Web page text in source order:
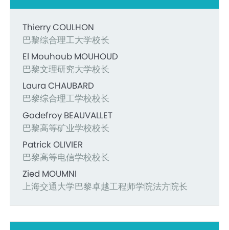
Thierry COULHON
巴黎综合理工大学校长
El Mouhoub MOUHOUD
巴黎文理研究大学校长
Laura CHAUBARD
巴黎综合理工学校校长
Godefroy BEAUVALLET
巴黎高等矿业学校校长
Patrick OLIVIER
巴黎高等电信学校校长
Zied MOUMNI
上海交通大学巴黎卓越工程师学院法方院长